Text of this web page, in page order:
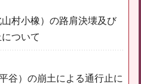
村小橡）の路肩決壊及び
ついて
谷）の崩土による通行止に